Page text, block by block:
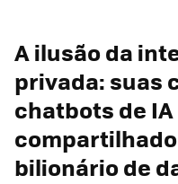
A ilusão da
privada: suas
chatbots de
bilionário de